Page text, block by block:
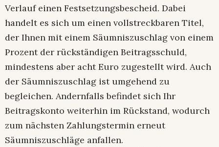
Verlauf einen Festsetzungsbescheid. Dabei
handelt es sich um einen vollstreckbaren Titel,
der Ihnen mit einem Säumniszuschlag von einem
Prozent der rückständigen Beitragsschuld,
mindestens aber acht Euro zugestellt wird. Auch
der Säumniszuschlag ist umgehend zu
begleichen. Andernfalls befindet sich Ihr
Beitragskonto weiterhin im Rückstand, wodurch
zum nächsten Zahlungstermin erneut
Säumniszuschläge anfallen.